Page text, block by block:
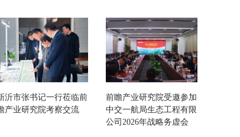
沂市张书记一行莅临前
产业研究院考察交流
前瞻产业研究院受邀参加
中交一航局生态工程有限
公司2026年战略务虚会